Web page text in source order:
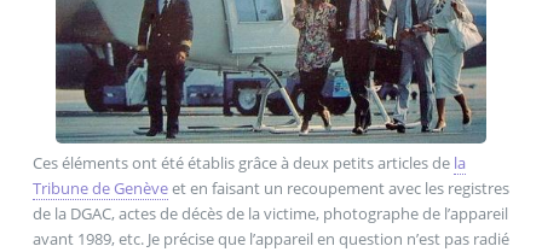
Ces éléments ont été établis grâce à deux petits articles de la
Tribune de Genèveet en faisant un recoupement avec les registres
de la DGAC, actes de décès de la victime, photographe de l’appareil
avant 1989, etc. Je précise que l’appareil en question n’est pas radié